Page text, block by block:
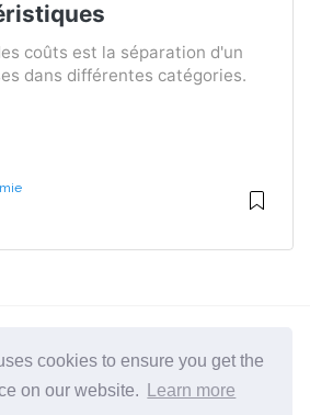
cookies to ensure you get the
on our website.
Learn more
coûts est la séparation d'un
dans différentes catégories.